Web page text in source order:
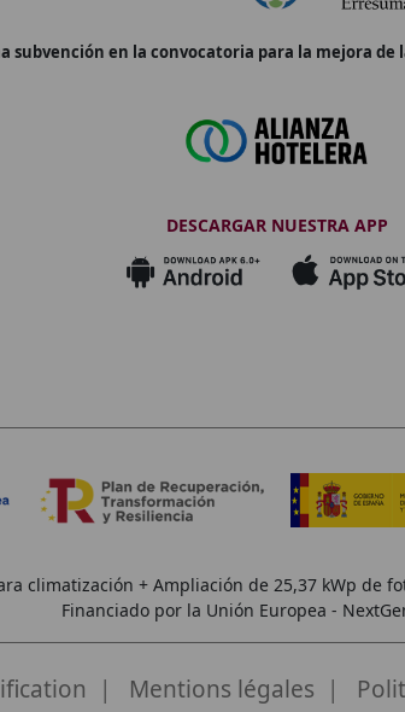
subvención en la convocatoria para la mejora de
DESCARGAR NUESTRA APP
climatización + Ampliación de 25,37 kWp de
Financiado por la Unión Europea -
Mentions légales